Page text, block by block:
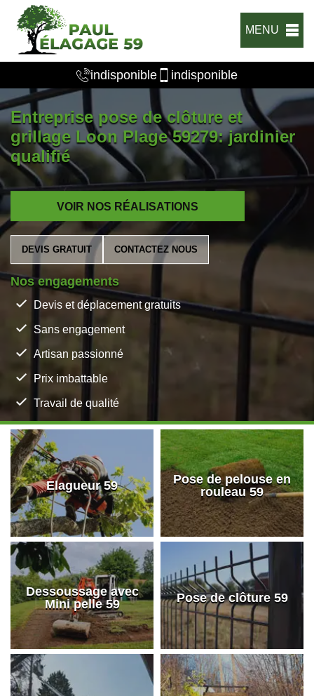
MENU
indisponible indisponible
Entreprise pose de clôture et
grillage Loon Plage 59279: jardinier
qualifié
VOIR NOS RÉALISATIONS
DEVIS GRATUIT CONTACTEZ NOUS
Nos engagements
Devis et déplacement gratuits
Sans engagement
Artisan passionné
Prix imbattable
Travail de qualité
Elagueur 59
Pose de pelouse en
rouleau 59
Dessoussage avec
Mini pelle 59
Pose de clôture 59